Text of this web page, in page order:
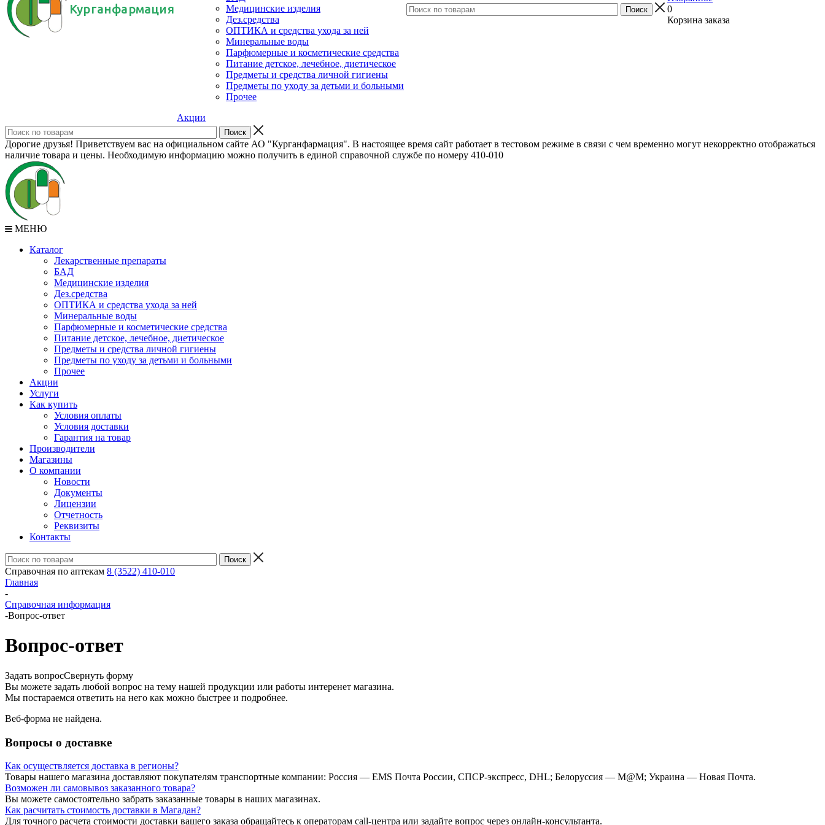
Курганфармация
Медицинские изделия
Дез.средства
ОПТИКА и средства ухода за ней
Минеральные воды
Парфюмерные и косметические средства
Питание детское, лечебное, диетическое
Предметы и средства личной гигиены
Предметы по уходу за детьми и больными
Прочее
Акции
0
Корзина заказа
Дорогие друзья! Приветствуем вас на официальном сайте АО "Курганфармация". В настоящее время сайт работает в тестовом режиме в связи с чем временно могут некорректно отображаться
наличие товара и цены. Необходимую информацию можно получить в единой справочной службе по номеру 410-010
МЕНЮ
Каталог
Лекарственные препараты
БАД
Медицинские изделия
Дез.средства
ОПТИКА и средства ухода за ней
Минеральные воды
Парфюмерные и косметические средства
Питание детское, лечебное, диетическое
Предметы и средства личной гигиены
Предметы по уходу за детьми и больными
Прочее
Акции
Услуги
Как купить
Условия оплаты
Условия доставки
Гарантия на товар
Производители
Магазины
О компании
Новости
Документы
Лицензии
Отчетность
Реквизиты
Контакты
Справочная по аптекам 8 (3522) 410-010
Главная
-
Справочная информация
-Вопрос-ответ
Вопрос-ответ
Задать вопросСвернуть форму
Вы можете задать любой вопрос на тему нашей продукции или работы интеренет магазина.
Мы постараемся ответить на него как можно быстрее и подробнее.
Веб-форма не найдена.
Вопросы о доставке
Как осуществляется доставка в регионы?
Товары нашего магазина доставляют покупателям транспортные компании: Россия — EMS Почта России, СПСР-экспресс, DHL; Белоруссия — M@M; Украина — Новая Почта.
Возможен ли самовывоз заказанного товара?
Вы можете самостоятельно забрать заказанные товары в наших магазинах.
Как расчитать стоимость доставки в Магадан?
Для точного расчета стоимости доставки вашего заказа обращайтесь к операторам call-центра или задайте вопрос через онлайн-консультанта.